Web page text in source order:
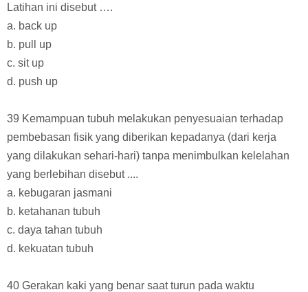
Latihan ini disebut ….
a. back up
b. pull up
c. sit up
d. push up
39 Kemampuan tubuh melakukan penyesuaian terhadap
pembebasan fisik yang diberikan kepadanya (dari kerja
yang dilakukan sehari-hari) tanpa menimbulkan kelelahan
yang berlebihan disebut ....
a. kebugaran jasmani
b. ketahanan tubuh
c. daya tahan tubuh
d. kekuatan tubuh
40 Gerakan kaki yang benar saat turun pada waktu